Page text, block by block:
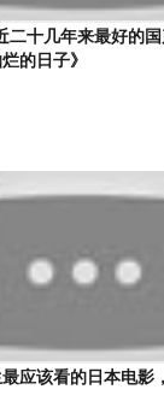
二十几年来最好的
的日子》
最应该看的日本电